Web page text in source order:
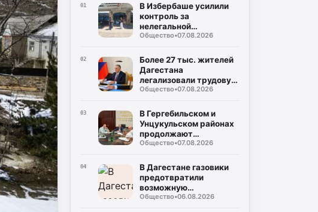
01
В Избербаше усилили
контроль за
нелегальной
занятостью
Общество•07.08.2026
02
Более 27 тыс. жителей
Дагестана
легализовали трудовую
деятельность с начала
Общество•07.08.2026
03
В Гергебильском и
Унцукульском районах
продолжают
восстанавливать
Общество•07.08.2026
04
В Дагестане газовики
предотвратили
возможную
чрезвычайную
Общество•06.08.2026